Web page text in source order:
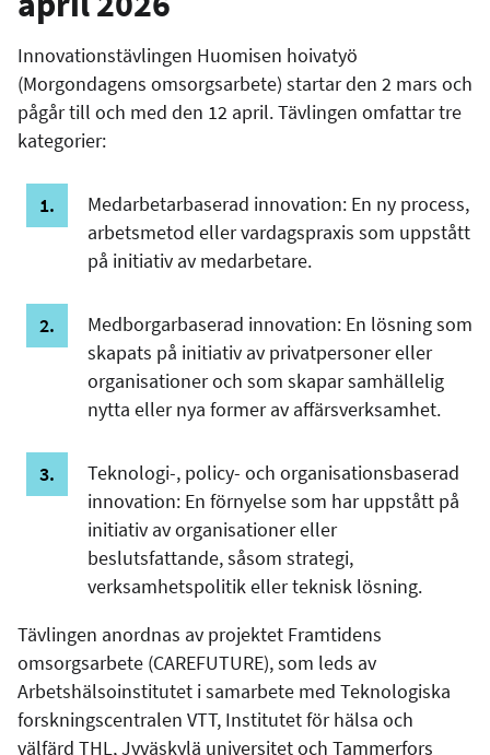
Innovationstävlingen Huomisen hoivatyö
(Morgondagens omsorgsarbete) startar den 2 mars och
pågår till och med den 12 april. Tävlingen omfattar tre
kategorier:
Medarbetarbaserad innovation: En ny process,
arbetsmetod eller vardagspraxis som uppstått
på initiativ av medarbetare.
Medborgarbaserad innovation: En lösning som
skapats på initiativ av privatpersoner eller
organisationer och som skapar samhällelig
nytta eller nya former av affärsverksamhet.
Teknologi-, policy- och organisationsbaserad
innovation: En förnyelse som har uppstått på
initiativ av organisationer eller
beslutsfattande, såsom strategi,
verksamhetspolitik eller teknisk lösning.
Tävlingen anordnas av projektet Framtidens
omsorgsarbete (CAREFUTURE), som leds av
Arbetshälsoinstitutet i samarbete med Teknologiska
forskningscentralen VTT, Institutet för hälsa och
välfärd THL, Jyväskylä universitet och Tammerfors